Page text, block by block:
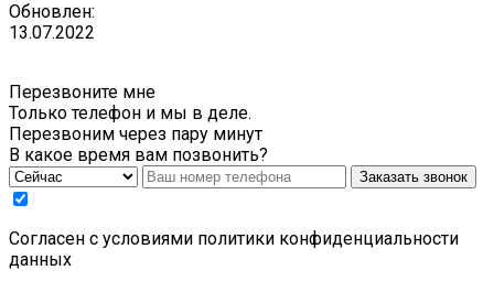
Обновлен:
13.07.2022
Перезвоните мне
Только телефон и мы в деле.
Перезвоним через пару минут
В какое время вам позвонить?
Заказать звонок
Cогласен с условиями политики конфиденциальности
данных